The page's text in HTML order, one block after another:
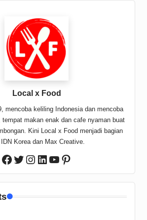
Local x Food
mencoba keliling Indonesia dan mencoba
tempat makan enak dan cafe nyaman buat
Kini Local x Food menjadi bagian
Korea dan Max Creative.
Facebook
Twitter
Instagram
LinkedIn
YouTube
Pinterest